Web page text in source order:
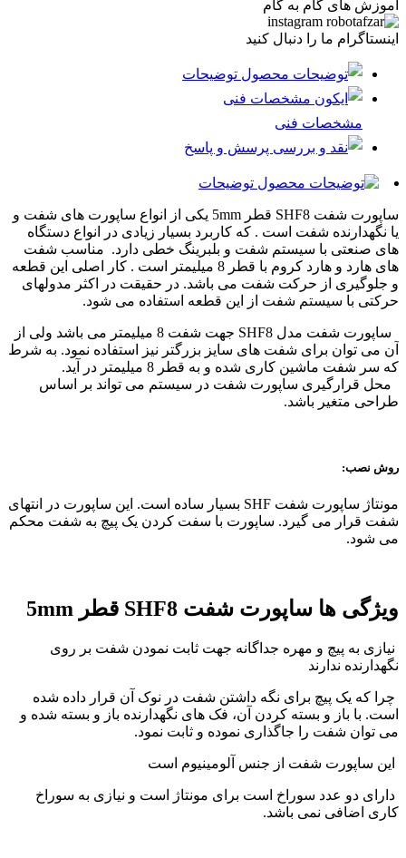
آموزش های گام به گام
اینستاگرام ما را دنبال کنید
توضیحات
مشخصات فنی
پرسش و پاسخ
توضیحات
ساپورت شفت SHF8 قطر 5mm یکی از انواع ساپورت های شفت و
یا نگهدارنده شفت است . که کاربرد بسیار زیادی در انواع دستگاه
های صنعتی با سیستم شفت و بلبرینگ خطی دارد. مناسب شفت
های هارد و هارد کروم با قطر 8 میلیمتر است . کار اصلی این قطعه
و جلوگیری از حرکت شفت می باشد. در حقیقت در اکثر مدولهای
حرکتی با سیستم شفت از این قطعه استفاده می شود.
ساپورت شفت مدل SHF8 جهت شفت 8 میلیمتر می باشد ولی از
آن می توان برای شفت های سایز بزرگتر نیز استفاده نمود. به شرط
که سر شفت ماشین کاری شده و به قطر 8 میلیمتر در آید.
محل قرارگیری ساپورت شفت در سیستم می تواند بر اساس
طراحی متغیر باشد.
روش نصب:
مونتاژ ساپورت شفت SHF بسیار ساده است. این ساپورت در انتهای
شفت قرار می گیرد. ساپورت با سفت کردن یک پیچ به شفت محکم
می شود.
ویژگی ها ساپورت شفت SHF8 قطر 5mm
نیازی به پیچ و مهره جداگانه جهت ثابت نمودن شفت بر روی
نگهدارنده ندارند
چرا که یک پیچ برای نگه داشتن شفت در نوک آن قرار داده شده
است. با باز و بسته کردن آن، فک های نگهدارنده باز و بسته شده و
می توان شفت را جاگذاری نموده و ثابت نمود.
این ساپورت شفت از جنس آلومینیوم است
دارای دو عدد سوراخ است برای مونتاژ است و نیازی به سوراخ
کاری اضافی نمی ‌باشد.